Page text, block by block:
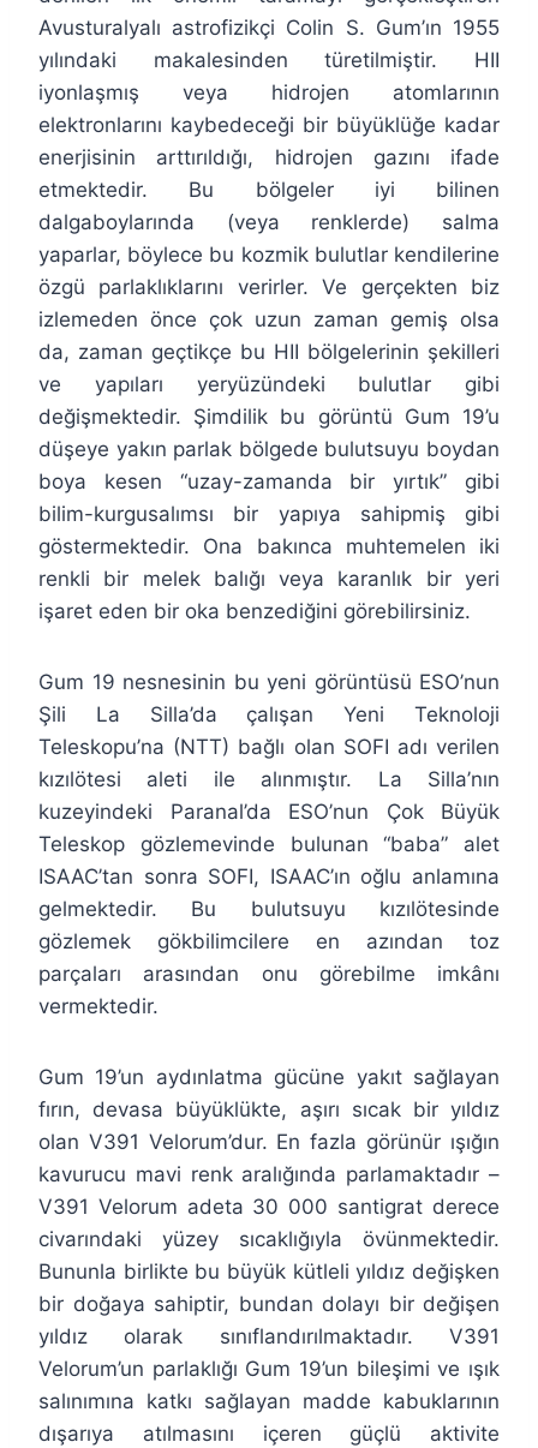
Avusturalyalı astrofizikçi Colin S. Gum’ın 1955
yılındaki makalesinden türetilmiştir. HII
iyonlaşmış veya hidrojen atomlarının
elektronlarını kaybedeceği bir büyüklüğe kadar
enerjisinin arttırıldığı, hidrojen gazını ifade
etmektedir. Bu bölgeler iyi bilinen
dalgaboylarında (veya renklerde) salma
yaparlar, böylece bu kozmik bulutlar kendilerine
özgü parlaklıklarını verirler. Ve gerçekten biz
izlemeden önce çok uzun zaman gemiş olsa
da, zaman geçtikçe bu HII bölgelerinin şekilleri
ve yapıları yeryüzündeki bulutlar gibi
değişmektedir. Şimdilik bu görüntü Gum 19’u
düşeye yakın parlak bölgede bulutsuyu boydan
boya kesen “uzay-zamanda bir yırtık” gibi
bilim-kurgusalımsı bir yapıya sahipmiş gibi
göstermektedir. Ona bakınca muhtemelen iki
renkli bir melek balığı veya karanlık bir yeri
işaret eden bir oka benzediğini görebilirsiniz.
Gum 19 nesnesinin bu yeni görüntüsü ESO’nun
Şili La Silla’da çalışan Yeni Teknoloji
Teleskopu’na (NTT) bağlı olan SOFI adı verilen
kızılötesi aleti ile alınmıştır. La Silla’nın
kuzeyindeki Paranal’da ESO’nun Çok Büyük
Teleskop gözlemevinde bulunan “baba” alet
ISAAC’tan sonra SOFI, ISAAC’ın oğlu anlamına
gelmektedir. Bu bulutsuyu kızılötesinde
gözlemek gökbilimcilere en azından toz
parçaları arasından onu görebilme imkânı
vermektedir.
Gum 19’un aydınlatma gücüne yakıt sağlayan
fırın, devasa büyüklükte, aşırı sıcak bir yıldız
olan V391 Velorum’dur. En fazla görünür ışığın
kavurucu mavi renk aralığında parlamaktadır –
V391 Velorum adeta 30 000 santigrat derece
civarındaki yüzey sıcaklığıyla övünmektedir.
Bununla birlikte bu büyük kütleli yıldız değişken
bir doğaya sahiptir, bundan dolayı bir değişen
yıldız olarak sınıflandırılmaktadır. V391
Velorum’un parlaklığı Gum 19’un bileşimi ve ışık
salınımına katkı sağlayan madde kabuklarının
dışarıya atılmasını içeren güçlü aktivite